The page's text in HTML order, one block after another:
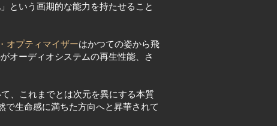
という画期的な能力を持たせること
オプティマイザーはかつての姿から飛
オーディオシステムの再生性能、さ
、これまでとは次元を異にする本質
生命感に満ちた方向へと昇華されて